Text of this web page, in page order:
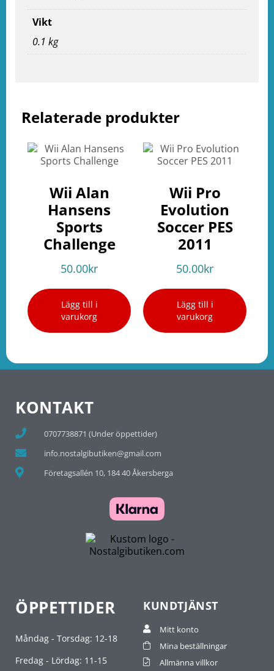
Relaterade produkter
Wii Alan
Hansens
Sports
Challenge
50.00kr
Lägg till i
varukorg
Wii Pro
Evolution
Soccer PES
2011
50.00kr
Lägg till i
varukorg
Vikt
0.1 kg
KONTAKT
0707738871 (Under öppettider)
info.nostalgibutiken@gmail.com
Företagsallén 10, 184 40 Åkersberga
ÖPPETTIDER
Måndag - Torsdag: 12-18
Fredag - Lördag: 11-15
KUNDTJÄNST
Mitt konto
Mina beställningar
Allmänna villkor